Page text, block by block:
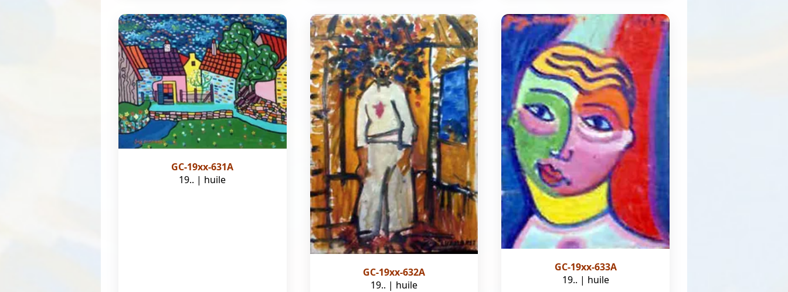
GC-19xx-631A
19.. | huile
GC-19xx-632A
19.. | huile
GC-19xx-633A
19.. | huile